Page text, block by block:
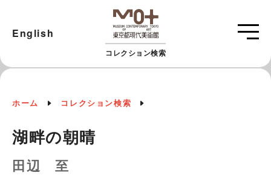
コレクション検索
English
ホーム コレクション検索
湖畔の朝晴
田辺 至